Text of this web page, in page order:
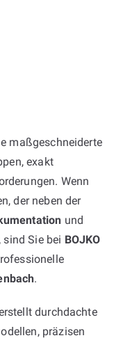
maßgeschneiderte
exakt
Wenn
der neben der
und
sind Sie bei BOJKO
.
durchdachte
präzisen